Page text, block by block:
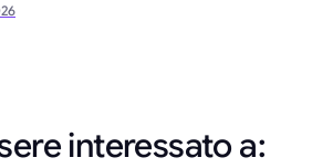
interessato a: